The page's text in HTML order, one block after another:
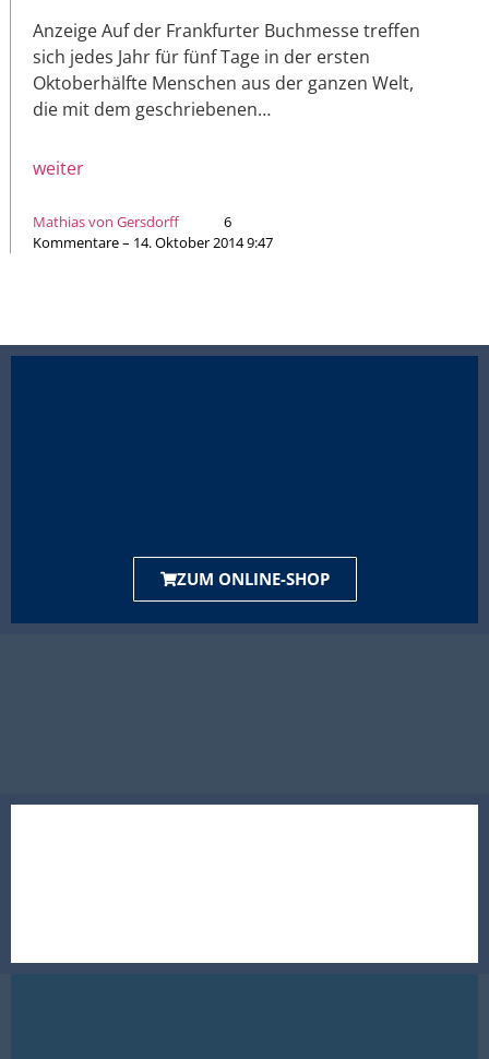
Anzeige Auf der Frankfurter Buchmesse treffen
sich jedes Jahr für fünf Tage in der ersten
Oktoberhälfte Menschen aus der ganzen Welt,
die mit dem geschriebenen…
weiter
Mathias von Gersdorff
6
Kommentare – 14. Oktober 2014 9:47
ZUM ONLINE-SHOP